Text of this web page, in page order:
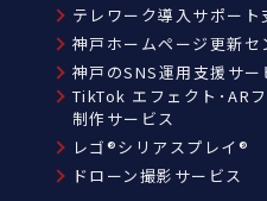
テレワーク導入サポート
神戸ホームページ更新セ
神戸のSNS運用支援サ
TikTok エフェクト･AR
制作サービス
レゴ®シリアスプレイ®
ドローン撮影サービス